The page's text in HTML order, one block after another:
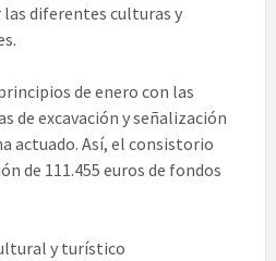
diferentes culturas y
de enero con las
de excavación y señalización
actuado. Así, el consistorio
de 111.455 euros de fondos
y turístico